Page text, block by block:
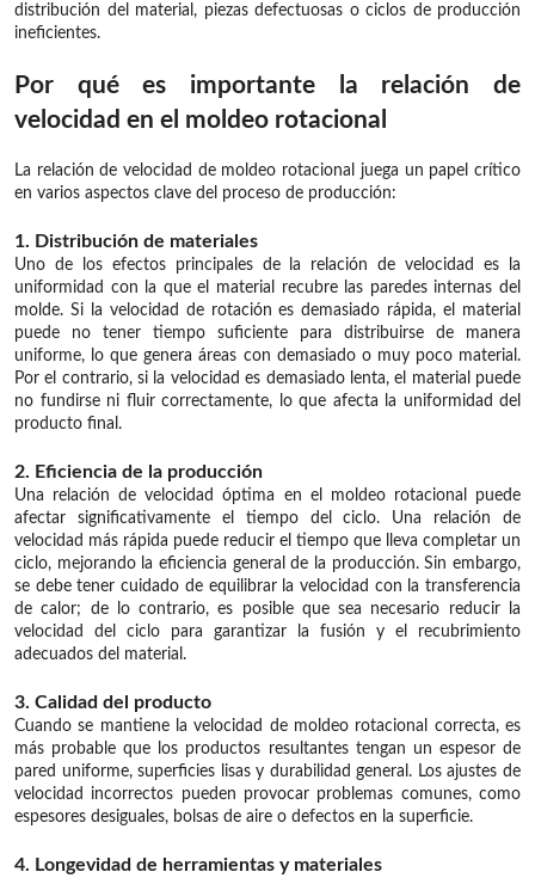
distribución del material, piezas defectuosas o ciclos de producción
ineficientes.
Por qué es importante la relación de
velocidad en el moldeo rotacional
La relación de velocidad de moldeo rotacional juega un papel crítico
en varios aspectos clave del proceso de producción:
1. Distribución de materiales
Uno de los efectos principales de la relación de velocidad es la
uniformidad con la que el material recubre las paredes internas del
molde. Si la velocidad de rotación es demasiado rápida, el material
puede no tener tiempo suficiente para distribuirse de manera
uniforme, lo que genera áreas con demasiado o muy poco material.
Por el contrario, si la velocidad es demasiado lenta, el material puede
no fundirse ni fluir correctamente, lo que afecta la uniformidad del
producto final.
2. Eficiencia de la producción
Una relación de velocidad óptima en el moldeo rotacional puede
afectar significativamente el tiempo del ciclo. Una relación de
velocidad más rápida puede reducir el tiempo que lleva completar un
ciclo, mejorando la eficiencia general de la producción. Sin embargo,
se debe tener cuidado de equilibrar la velocidad con la transferencia
de calor; de lo contrario, es posible que sea necesario reducir la
velocidad del ciclo para garantizar la fusión y el recubrimiento
adecuados del material.
3. Calidad del producto
Cuando se mantiene la velocidad de moldeo rotacional correcta, es
más probable que los productos resultantes tengan un espesor de
pared uniforme, superficies lisas y durabilidad general. Los ajustes de
velocidad incorrectos pueden provocar problemas comunes, como
espesores desiguales, bolsas de aire o defectos en la superficie.
4. Longevidad de herramientas y materiales